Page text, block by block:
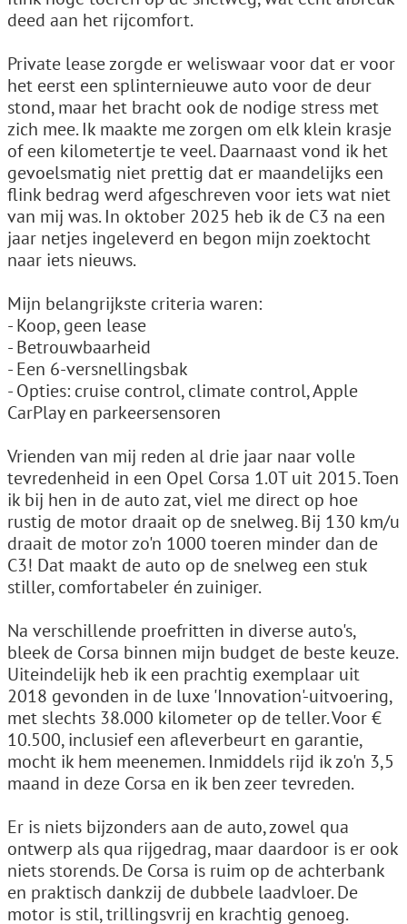
deed aan het rijcomfort.
Private lease zorgde er weliswaar voor dat er voor
het eerst een splinternieuwe auto voor de deur
stond, maar het bracht ook de nodige stress met
zich mee. Ik maakte me zorgen om elk klein krasje
of een kilometertje te veel. Daarnaast vond ik het
gevoelsmatig niet prettig dat er maandelijks een
flink bedrag werd afgeschreven voor iets wat niet
van mij was. In oktober 2025 heb ik de C3 na een
jaar netjes ingeleverd en begon mijn zoektocht
naar iets nieuws.
Mijn belangrijkste criteria waren:
- Koop, geen lease
- Betrouwbaarheid
- Een 6-versnellingsbak
- Opties: cruise control, climate control, Apple
CarPlay en parkeersensoren
Vrienden van mij reden al drie jaar naar volle
tevredenheid in een Opel Corsa 1.0T uit 2015. Toen
ik bij hen in de auto zat, viel me direct op hoe
rustig de motor draait op de snelweg. Bij 130 km/u
draait de motor zo'n 1000 toeren minder dan de
C3! Dat maakt de auto op de snelweg een stuk
stiller, comfortabeler én zuiniger.
Na verschillende proefritten in diverse auto's,
bleek de Corsa binnen mijn budget de beste keuze.
Uiteindelijk heb ik een prachtig exemplaar uit
2018 gevonden in de luxe 'Innovation'-uitvoering,
met slechts 38.000 kilometer op de teller. Voor €
10.500, inclusief een afleverbeurt en garantie,
mocht ik hem meenemen. Inmiddels rijd ik zo'n 3,5
maand in deze Corsa en ik ben zeer tevreden.
Er is niets bijzonders aan de auto, zowel qua
ontwerp als qua rijgedrag, maar daardoor is er ook
niets storends. De Corsa is ruim op de achterbank
en praktisch dankzij de dubbele laadvloer. De
motor is stil, trillingsvrij en krachtig genoeg.